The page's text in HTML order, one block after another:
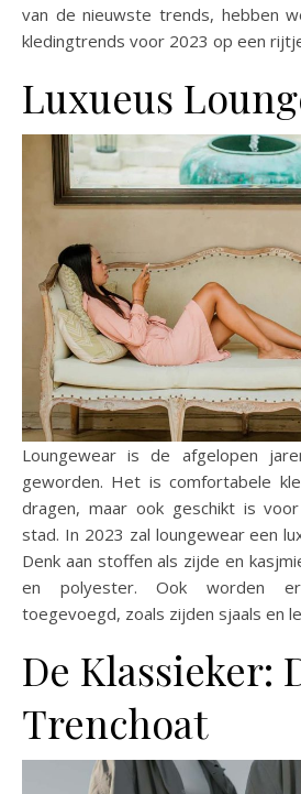
van de nieuwste trends, hebben
kledingtrends voor 2023 op een
Luxueus
Loungewear is de afgelopen
geworden. Het is comfortabele
dragen, maar ook geschikt is
stad. In 2023 zal loungewear een
Denk aan stoffen als zijde en
en polyester. Ook worden
toegevoegd, zoals zijden sjaals en
De Klassieker:
Trenchoat